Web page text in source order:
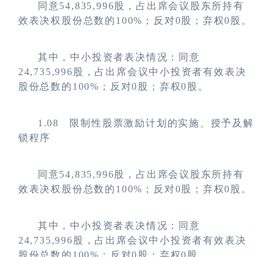
同意54,835,996股，占出席会议股东所持有
效表决权股份总数的100%；反对0股；弃权0股。
其中，中小投资者表决情况：同意
24,735,996股，占出席会议中小投资者有效表决
股份总数的100%；反对0股；弃权0股。
1.08 限制性股票激励计划的实施、授予及解
锁程序
同意54,835,996股，占出席会议股东所持有
效表决权股份总数的100%；反对0股；弃权0股。
其中，中小投资者表决情况：同意
24,735,996股，占出席会议中小投资者有效表决
股份总数的100%；反对0股；弃权0股。